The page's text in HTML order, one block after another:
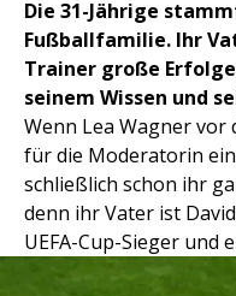
Die 31-Jährige
Fußballfamilie. Ihr
Trainer große
seinem Wissen und
Wenn Lea Wagner vor
für die Moderatorin
schließlich schon ihr
denn ihr Vater ist
UEFA-Cup-Sieger